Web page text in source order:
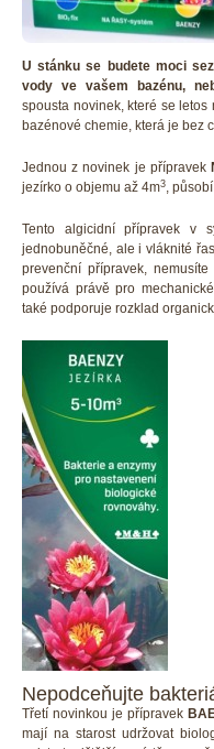
U stánku se budete moci
vody ve vašem bazénu,
spousta novinek, které se
bazénové chemie, která je bez
Jednou z novinek je přípravek
jezírko o objemu až 4m3,
Tento algicidní přípravek v
jednobuněčné, ale i vláknité
prevenční přípravek,
používá právě pro
také podporuje rozklad
Nepodceňujte
Třetí novinkou je přípravek
mají na starost udržovat